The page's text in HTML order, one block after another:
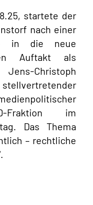
startete der
nach einer
in die neue
Auftakt als
Christoph
Fraktion im
Das Thema
– rechtliche